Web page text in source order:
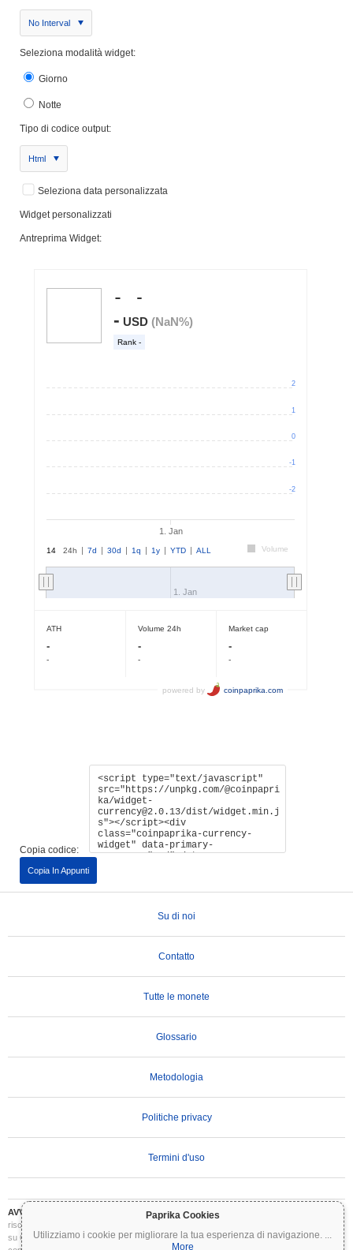
Paprika Cookies
Utilizziamo i cookie per migliorare la tua esperienza di navigazione. ...
More
No Interval
Seleziona modalità widget:
Giorno
Notte
Tipo di codice output:
Html
Seleziona data personalizzata
Widget personalizzati
Antreprima Widget:
Copia codice:
Copia In Appunti
Su di noi
Contatto
Tutte le monete
Glossario
Metodologia
Politiche privacy
Termini d'uso
AVVERTENZA IMPORTANTE:
Le criptovalute sono altamente volatili e comportano
rischi significativi. Potresti perdere parte o tutto il tuo investimento. Tutte le informazioni
su Coinpaprika sono fornite esclusivamente a scopo informativo e non costituiscono